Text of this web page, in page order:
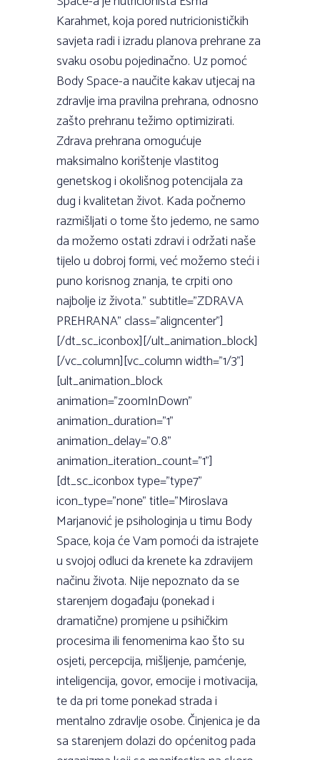
Karahmet, koja pored nutricionističkih
savjeta radi i izradu planova prehrane za
svaku osobu pojedinačno. Uz pomoć
Body Space-a naučite kakav utjecaj na
zdravlje ima pravilna prehrana, odnosno
zašto prehranu težimo optimizirati.
Zdrava prehrana omogućuje
maksimalno korištenje vlastitog
genetskog i okolišnog potencijala za
dug i kvalitetan život. Kada počnemo
razmišljati o tome što jedemo, ne samo
da možemo ostati zdravi i održati naše
tijelo u dobroj formi, već možemo steći i
puno korisnog znanja, te crpiti ono
najbolje iz života.” subtitle=”ZDRAVA
PREHRANA” class=”aligncenter”]
[/dt_sc_iconbox][/ult_animation_block]
[/vc_column][vc_column width=”1/3”]
[ult_animation_block
animation=”zoomInDown”
animation_duration=”1”
animation_delay=”0.8”
animation_iteration_count=”1”]
[dt_sc_iconbox type=”type7”
icon_type=”none” title=”Miroslava
Marjanović je psihologinja u timu Body
Space, koja će Vam pomoći da istrajete
u svojoj odluci da krenete ka zdravijem
načinu života. Nije nepoznato da se
starenjem događaju (ponekad i
dramatične) promjene u psihičkim
procesima ili fenomenima kao što su
osjeti, percepcija, mišljenje, pamćenje,
inteligencija, govor, emocije i motivacija,
te da pri tome ponekad strada i
mentalno zdravlje osobe. Činjenica je da
sa starenjem dolazi do općenitog pada